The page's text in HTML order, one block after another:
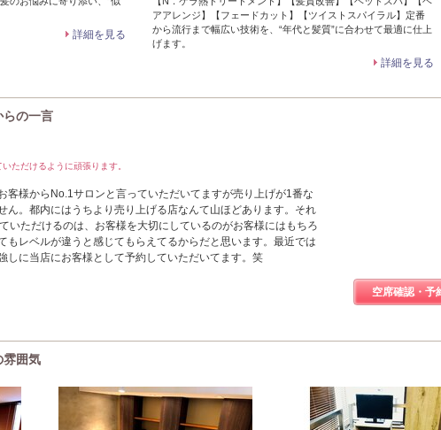
詳細を見る
アアレンジ】【フェードカット】【ツイストスパイラル】定番
から流行まで幅広い技術を、“年代と髪質”に合わせて最適に仕上
げます。
詳細を見る
の一言
ただけるように頑張ります。
客様からNo.1サロンと言っていただいてますが売り上げが1番な
ん。都内にはうちより売り上げる店なんて山ほどあります。それ
いただけるのは、お客様を大切にしているのがお客様にはもちろ
もレベルが違うと感じてもらえてるからだと思います。最近では
しに当店にお客様として予約していただいてます。笑
空席確認・予
雰囲気